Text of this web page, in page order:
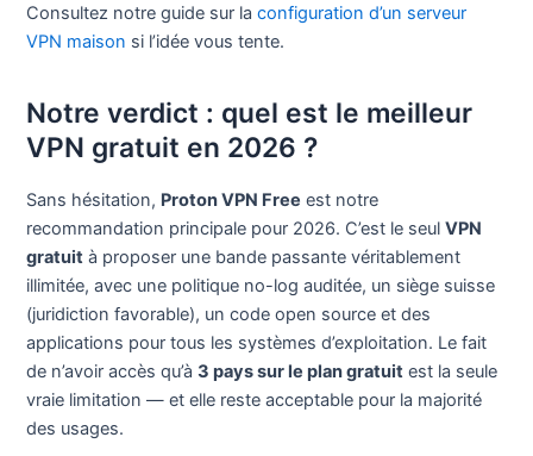
Consultez notre guide sur laconfiguration d’un serveur
VPN maison si l’idée vous tente.
Notre verdict : quel est le meilleur
VPN gratuit en 2026 ?
Sans hésitation, Proton VPN Free est notre
recommandation principale pour 2026. C’est le seulVPN
gratuit à proposer une bande passante véritablement
illimitée, avec une politique no-log auditée, un siège suisse
(juridiction favorable), un code open source et des
applications pour tous les systèmes d’exploitation. Le fait
de n’avoir accès qu’à3 pays sur le plan gratuit est la seule
vraie limitation — et elle reste acceptable pour la majorité
des usages.